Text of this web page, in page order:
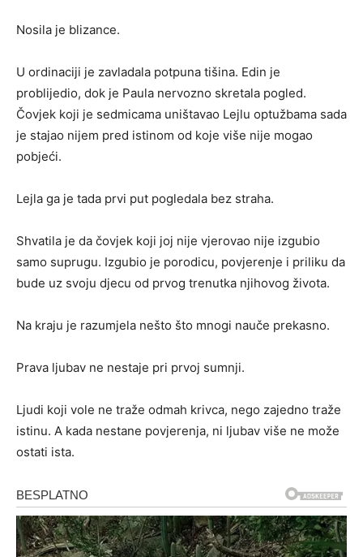
Nosila je blizance.
U ordinaciji je zavladala potpuna tišina. Edin je
problijedio, dok je Paula nervozno skretala pogled.
Čovjek koji je sedmicama uništavao Lejlu optužbama sada
je stajao nijem pred istinom od koje više nije mogao
pobjeći.
Lejla ga je tada prvi put pogledala bez straha.
Shvatila je da čovjek koji joj nije vjerovao nije izgubio
samo suprugu. Izgubio je porodicu, povjerenje i priliku da
bude uz svoju djecu od prvog trenutka njihovog života.
Na kraju je razumjela nešto što mnogi nauče prekasno.
Prava ljubav ne nestaje pri prvoj sumnji.
Ljudi koji vole ne traže odmah krivca, nego zajedno traže
istinu. A kada nestane povjerenja, ni ljubav više ne može
ostati ista.